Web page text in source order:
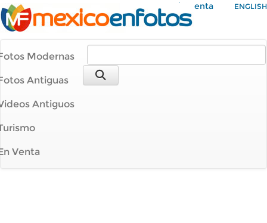
Mi Cuenta ENGLISH
Modernas
Antiguas
Antiguos
Venta